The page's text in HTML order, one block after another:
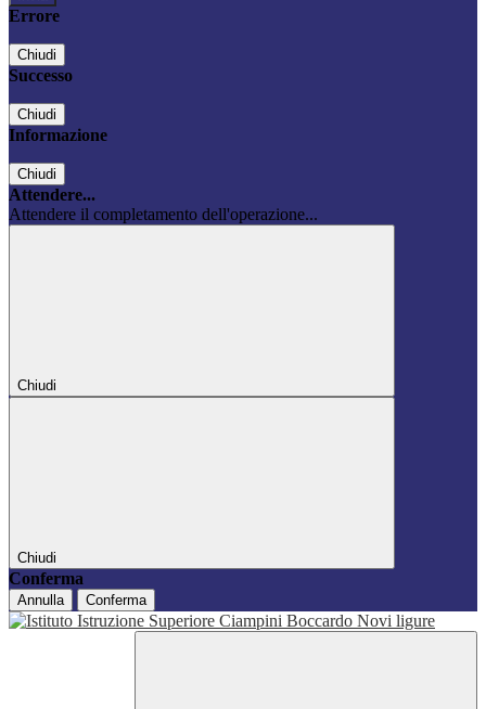
Errore
Chiudi
Successo
Chiudi
Informazione
Chiudi
Attendere...
Attendere il completamento dell'operazione...
Chiudi
Chiudi
Conferma
Annulla Conferma